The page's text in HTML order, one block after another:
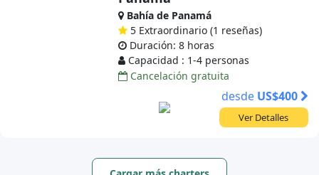
Bahía de Panamá
5 Extraordinario (1 reseñas)
Duración: 8 horas
Capacidad : 1-4 personas
Cancelación gratuita
desde US$400
Ver Detalles